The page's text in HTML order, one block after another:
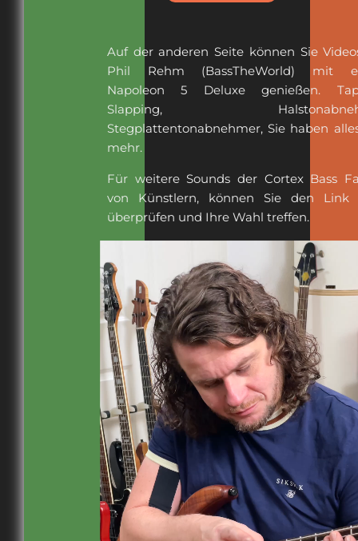
Auf der anderen Seite können Sie
Phil Rehm (BassTheWorld) mit
Napoleon 5 Deluxe genießen.
Slapping,
Stegplattentonabnehmer, Sie haben
mehr.
Für weitere Sounds der Cortex Bass
von Künstlern, können Sie den Link
überprüfen und Ihre Wahl treffen.